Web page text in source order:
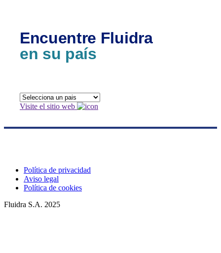
Encuentre Fluidra
en su país
Visite el sitio web
Política de privacidad
Aviso legal
Política de cookies
Fluidra S.A. 2025